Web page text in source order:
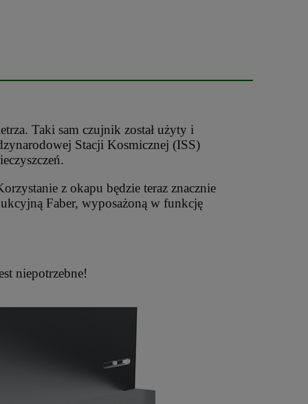
Taki sam czujnik został użyty i
Stacji Kosmicznej (ISS)
z okapu będzie teraz znacznie
Faber, wyposażoną w funkcję
niepotrzebne!